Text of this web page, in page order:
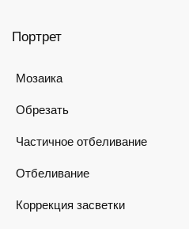
Портрет
Мозаика
Обрезать
Частичное отбеливание
Отбеливание
Коррекция засветки